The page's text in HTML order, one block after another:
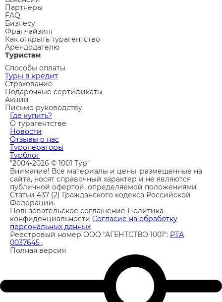
Партнеры
FAQ
Бизнесу
Франчайзинг
Как открыть турагентство
Арендодателю
Туристам
Способы оплаты
Туры в кредит
Страхование
Подарочные сертификаты
Акции
Письмо руководству
Где купить?
О турагентстве
Новости
Отзывы о нас
Туроператоры
Турблог
"2004-2026 © 1001 Тур"
Внимание! Все материалы и цены, размещенные на
сайте, носят справочный характер и не являются
публичной офертой, определяемой положениями
Статьи 437 (2) Гражданского кодекса Российской
Федерации.
Пользовательское соглашение Политика
конфиденциальности Согласие на обработку
персональных данных
Реестровый номер ООО "АГЕНТСТВО 1001": РТА
0037645 .
Полная версия